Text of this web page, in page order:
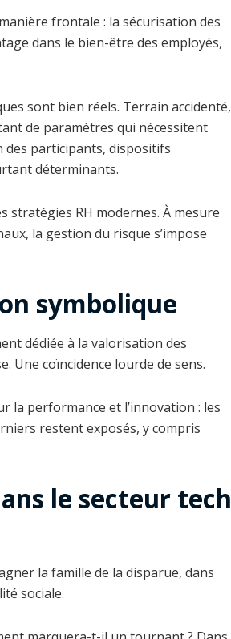
frontale : la sécurisation des
dans le bien-être des employés,
sont bien réels. Terrain accidenté,
de paramètres qui nécessitent
des participants, dispositifs
déterminants.
stratégies RH modernes. À mesure
la gestion du risque s’impose
symbolique
dédiée à la valorisation des
Une coïncidence lourde de sens.
la performance et l’innovation : les
restent exposés, y compris
le secteur tech
la famille de la disparue, dans
sociale.